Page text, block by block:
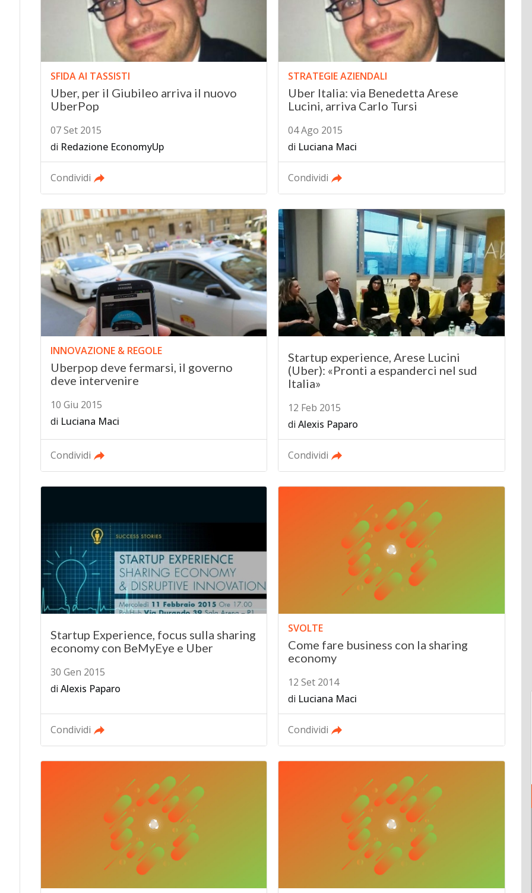
SFIDA AI TASSISTI
Uber, per il Giubileo arriva il nuovo
UberPop
07 Set 2015
di Redazione EconomyUp
Condividi
STRATEGIE AZIENDALI
Uber Italia: via Benedetta Arese
Lucini, arriva Carlo Tursi
04 Ago 2015
di Luciana Maci
Condividi
INNOVAZIONE & REGOLE
Uberpop deve fermarsi, il governo
deve intervenire
10 Giu 2015
di Luciana Maci
Condividi
Startup experience, Arese Lucini
(Uber): «Pronti a espanderci nel sud
Italia»
12 Feb 2015
diAlexis Paparo
Condividi
Startup Experience, focus sulla sharing
economy con BeMyEye e Uber
30 Gen 2015
di Alexis Paparo
Condividi
SVOLTE
Come fare business con la sharing
economy
12 Set 2014
di Luciana Maci
Condividi